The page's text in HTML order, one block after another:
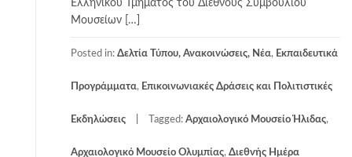
Ελληνικού Τμήματος του Διεθνούς Συμβουλίου
Μουσείων […]
Posted in: Δελτία Τύπου, Ανακοινώσεις, Νέα, Εκπαιδευτικά
Προγράμματα, Επικοινωνιακές Δράσεις και Πολιτιστικές
Εκδηλώσεις Tagged: Αρχαιολογικό Μουσείο Ήλιδας,
Αρχαιολογικό Μουσείο Ολυμπίας, Διεθνής Ημέρα